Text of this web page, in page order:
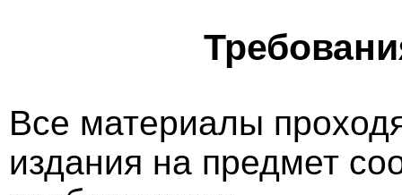
Все материалы
издания на предмет